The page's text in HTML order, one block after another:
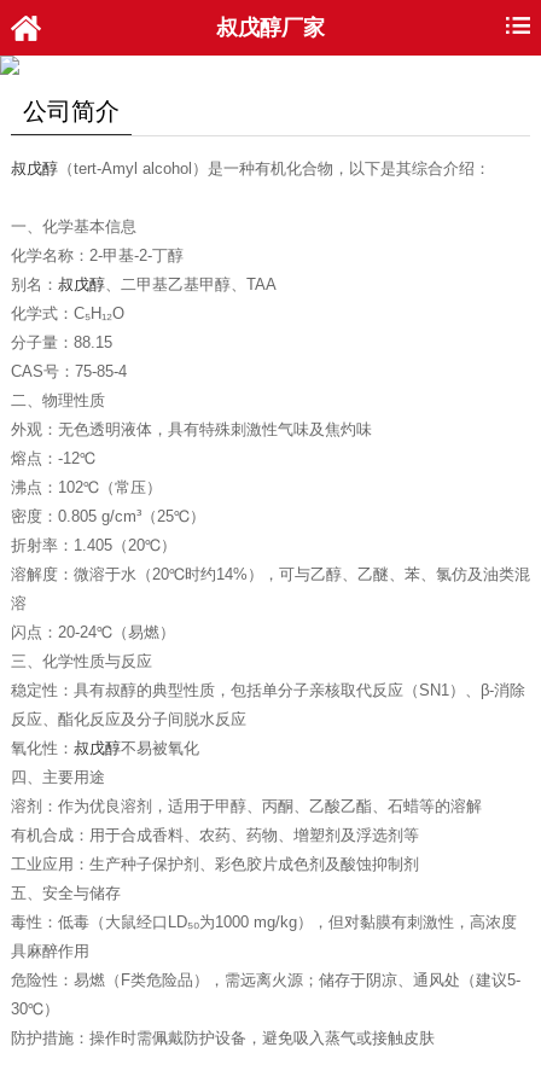
叔戊醇厂家
公司简介
叔戊醇（tert-Amyl alcohol）是一种有机化合物，以下是其综合介绍：
一、化学基本信息
化学名称‌：2-甲基-2-丁醇
别名‌： 叔戊醇、二甲基乙基甲醇、TAA‌
化学式‌：C₅H₁₂O
分子量‌：88.15‌
CAS号‌：75-85-4‌
二、物理性质
外观‌：无色透明液体，具有特殊刺激性气味及焦灼味‌
熔点‌：-12℃‌
沸点‌：102℃（常压）‌
密度‌：0.805 g/cm³（25℃）‌
折射率‌：1.405（20℃）‌
溶解度‌：微溶于水（20℃时约14%），可与乙醇、乙醚、苯、氯仿及油类混
溶‌
闪点‌：20-24℃（易燃）‌
三、化学性质与反应
稳定性‌：具有叔醇的典型性质，包括单分子亲核取代反应（SN1）、β-消除
反应、酯化反应及分子间脱水反应‌
氧化性‌： 叔戊醇不易被氧化‌
四、主要用途
溶剂‌：作为优良溶剂，适用于甲醇、丙酮、乙酸乙酯、石蜡等的溶解‌
有机合成‌：用于合成香料、农药、药物、增塑剂及浮选剂等‌
工业应用‌：生产种子保护剂、彩色胶片成色剂及酸蚀抑制剂‌
五、安全与储存
毒性‌：低毒（大鼠经口LD₅₀为1000 mg/kg），但对黏膜有刺激性，高浓度
具麻醉作用‌
危险性‌：易燃（F类危险品），需远离火源；储存于阴凉、通风处（建议5-
30℃）‌
防护措施‌：操作时需佩戴防护设备，避免吸入蒸气或接触皮肤‌